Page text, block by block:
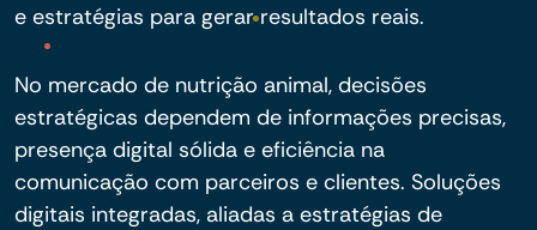
e estratégias para gerar resultados reais.
No mercado de nutrição animal, decisões
estratégicas dependem de informações precisas,
presença digital sólida e eficiência na
comunicação com parceiros e clientes. Soluções
digitais integradas, aliadas a estratégias de